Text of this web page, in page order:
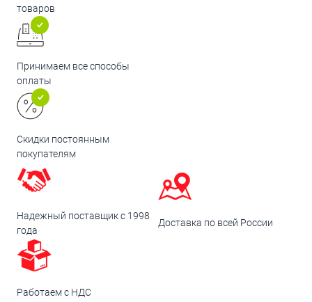
товаров
Принимаем все способы
оплаты
Скидки постоянным
покупателям
Надежный поставщик с 1998
года
Доставка по всей России
Работаем с НДС